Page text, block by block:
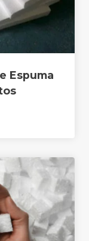
Espuma